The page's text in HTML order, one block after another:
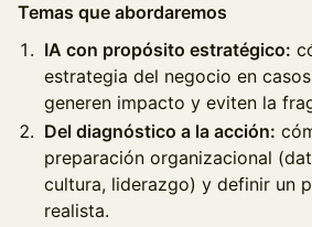
Temas que abordaremos
IA con propósito estratégico:
estrategia del negocio en
generen impacto y eviten la
Del diagnóstico a la acción:
preparación organizacional
cultura, liderazgo) y definir un
realista.